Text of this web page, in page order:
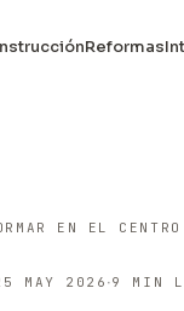
Reformas
MAY 2026 ·9 MIN